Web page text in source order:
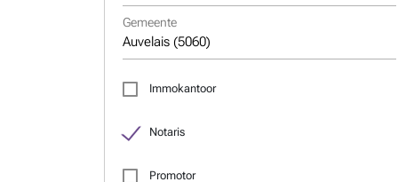
Gemeente
Immokantoor
Notaris
Promotor